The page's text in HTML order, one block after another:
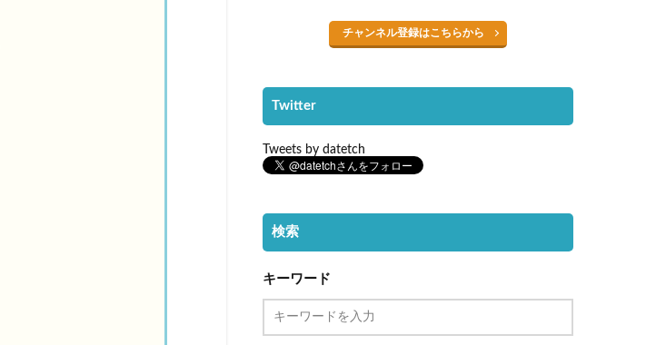
チャンネル登録はこちらから
Twitter
Tweets by datetch
検索
キーワード